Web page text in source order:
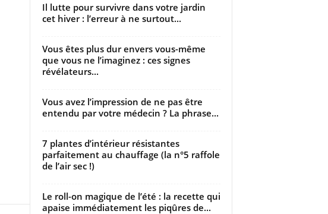
Il lutte pour survivre dans votre jardin
cet hiver : l’erreur à ne surtout...
Vous êtes plus dur envers vous-même
que vous ne l’imaginez : ces signes
révélateurs...
Vous avez l’impression de ne pas être
entendu par votre médecin ? La phrase...
7 plantes d’intérieur résistantes
parfaitement au chauffage (la n°5 raffole
de l’air sec !)
Le roll-on magique de l’été : la recette qui
apaise immédiatement les piqûres de...